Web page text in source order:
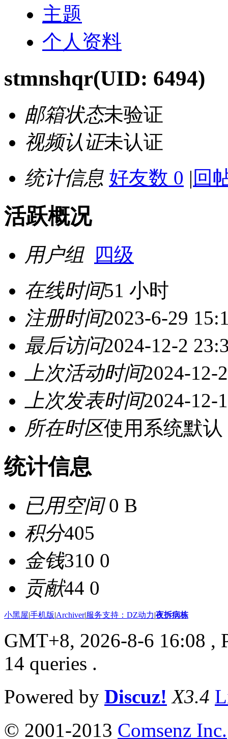
主题
个人资料
stmnshqr(UID: 6494)
邮箱状态未验证
视频认证未认证
统计信息 好友数 0 | 回
活跃概况
用户组
四级
在线时间51 小时
注册时间2023-6-29
最后访问2024-12-2
上次活动时间2024-12-
上次发表时间2024-12-
所在时区使用系统默认
统计信息
已用空间0 B
积分405
金钱310 0
贡献44 0
小黑屋|手机版|Archiver|服务支持：DZ动力|夜拆病栋
GMT+8, 2026-8-6 16:08 ,
14 queries .
Powered by Discuz! X3.4
© 2001-2013 Comsenz Inc.